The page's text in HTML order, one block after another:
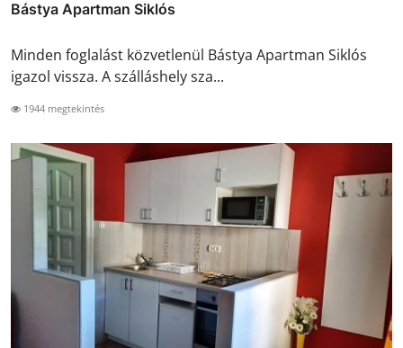
Bástya Apartman Siklós
Minden foglalást közvetlenül Bástya Apartman Siklós
igazol vissza. A szálláshely sza...
1944 megtekintés